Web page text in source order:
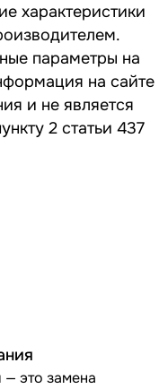
характеристики
параметры на
на сайте
и не является
2 статьи 437
это замена